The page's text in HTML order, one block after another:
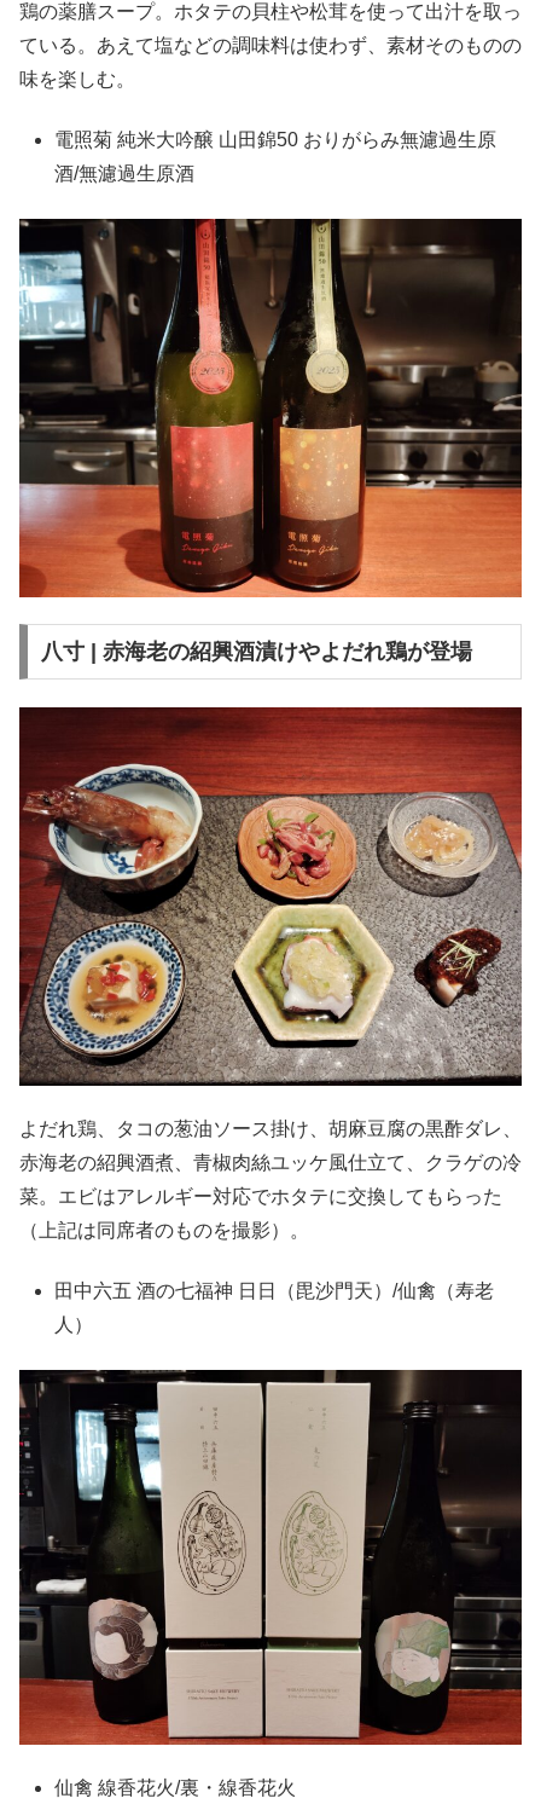
鶏の薬膳スープ。ホタテの貝柱や松茸を使って出汁を取っ
ている。あえて塩などの調味料は使わず、素材そのものの
味を楽しむ。
電照菊 純米大吟醸 山田錦50 おりがらみ無濾過生原
酒/無濾過生原酒
八寸 | 赤海老の紹興酒漬けやよだれ鶏が登場
よだれ鶏、タコの葱油ソース掛け、胡麻豆腐の黒酢ダレ、
赤海老の紹興酒煮、青椒肉絲ユッケ風仕立て、クラゲの冷
菜。エビはアレルギー対応でホタテに交換してもらった
（上記は同席者のものを撮影）。
田中六五 酒の七福神 日日（毘沙門天）/仙禽（寿老
人）
仙禽 線香花火/裏・線香花火